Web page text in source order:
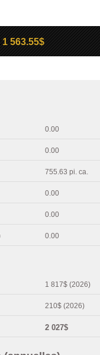
1 563.55$
0.00
0.00
755.63 pi. ca.
0.00
0.00
0.00
1 817$ (2026)
210$ (2026)
2 027$